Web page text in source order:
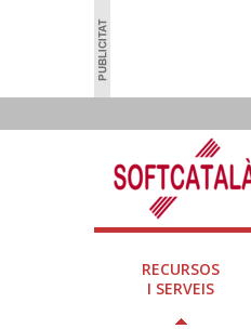
RECURSOS
I SERVEIS